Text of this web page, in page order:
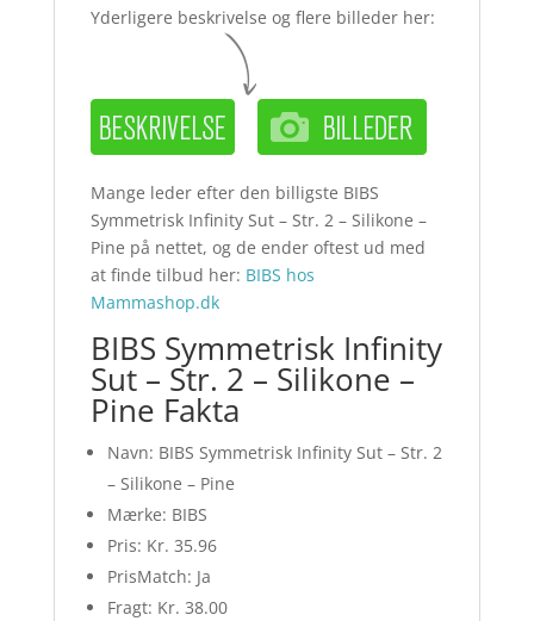
Yderligere beskrivelse og flere billeder her:
Mange leder efter den billigste BIBS
Symmetrisk Infinity Sut – Str. 2 – Silikone –
Pine på nettet, og de ender oftest ud med
at finde tilbud her: BIBS hos
Mammashop.dk
BIBS Symmetrisk Infinity
Sut – Str. 2 – Silikone –
Pine Fakta
Navn: BIBS Symmetrisk Infinity Sut – Str. 2
– Silikone – Pine
Mærke: BIBS
Pris: Kr. 35.96
PrisMatch: Ja
Fragt: Kr. 38.00